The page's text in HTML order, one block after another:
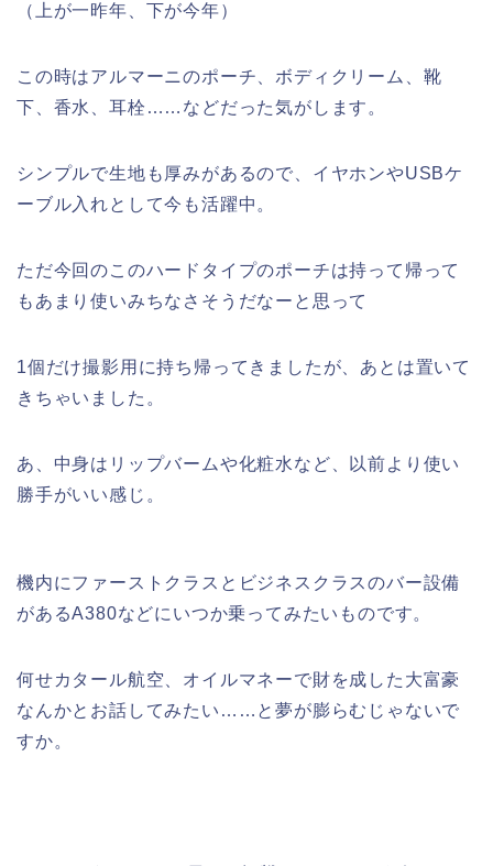
（上が一昨年、下が今年）
この時はアルマーニのポーチ、ボディクリーム、靴
下、香水、耳栓……などだった気がします。
シンプルで生地も厚みがあるので、イヤホンやUSBケ
ーブル入れとして今も活躍中。
ただ今回のこのハードタイプのポーチは持って帰って
もあまり使いみちなさそうだなーと思って
1個だけ撮影用に持ち帰ってきましたが、あとは置いて
きちゃいました。
あ、中身はリップバームや化粧水など、以前より使い
勝手がいい感じ。
機内にファーストクラスとビジネスクラスのバー設備
があるA380などにいつか乗ってみたいものです。
何せカタール航空、オイルマネーで財を成した大富豪
なんかとお話してみたい……と夢が膨らむじゃないで
すか。